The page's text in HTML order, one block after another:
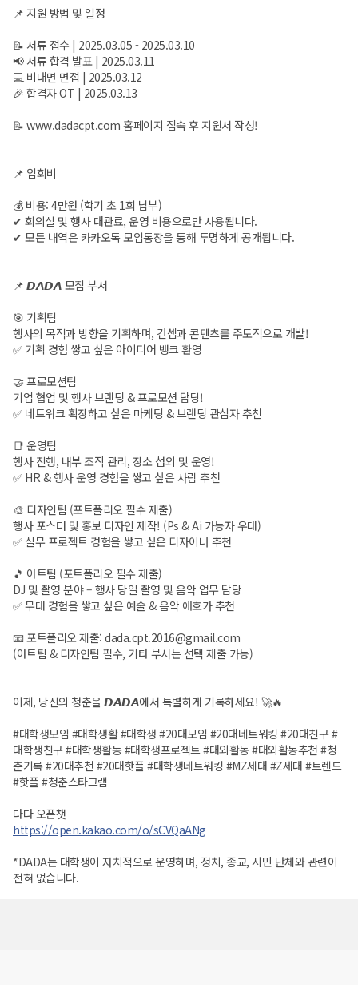
📌 지원 방법 및 일정
📝 서류 접수 | 2025.03.05 - 2025.03.10
📢 서류 합격 발표 | 2025.03.11
💻 비대면 면접 | 2025.03.12
🎉 합격자 OT | 2025.03.13
📝 www.dadacpt.com 홈페이지 접속 후 지원서 작성!
📌 입회비
💰 비용: 4만원 (학기 초 1회 납부)
✔ 회의실 및 행사 대관료, 운영 비용으로만 사용됩니다.
✔ 모든 내역은 카카오톡 모임통장을 통해 투명하게 공개됩니다.
📌 𝘿𝘼𝘿𝘼 모집 부서
🎯 기획팀
행사의 목적과 방향을 기획하며, 컨셉과 콘텐츠를 주도적으로 개발!
✅ 기획 경험 쌓고 싶은 아이디어 뱅크 환영
🤝 프로모션팀
기업 협업 및 행사 브랜딩 & 프로모션 담당!
✅ 네트워크 확장하고 싶은 마케팅 & 브랜딩 관심자 추천
📑 운영팀
행사 진행, 내부 조직 관리, 장소 섭외 및 운영!
✅ HR & 행사 운영 경험을 쌓고 싶은 사람 추천
🎨 디자인팀 (포트폴리오 필수 제출)
행사 포스터 및 홍보 디자인 제작! (Ps & Ai 가능자 우대)
✅ 실무 프로젝트 경험을 쌓고 싶은 디자이너 추천
🎵 아트팀 (포트폴리오 필수 제출)
DJ 및 촬영 분야 – 행사 당일 촬영 및 음악 업무 담당
✅ 무대 경험을 쌓고 싶은 예술 & 음악 애호가 추천
📧 포트폴리오 제출: dada.cpt.2016@gmail.com
(아트팀 & 디자인팀 필수, 기타 부서는 선택 제출 가능)
이제, 당신의 청춘을 𝘿𝘼𝘿𝘼에서 특별하게 기록하세요! 🚀🔥
#대학생모임 #대학생활 #대학생 #20대모임 #20대네트워킹 #20대친구 #
대학생친구 #대학생활동 #대학생프로젝트 #대외활동 #대외활동추천 #청
춘기록 #20대추천 #20대핫플 #대학생네트워킹 #MZ세대 #Z세대 #트렌드
#핫플 #청춘스타그램
다다 오픈챗
https://open.kakao.com/o/sCVQaANg
*DADA는 대학생이 자치적으로 운영하며, 정치, 종교, 시민 단체와 관련이
전혀 없습니다.